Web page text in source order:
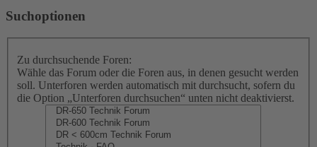
Suchoptionen
Zu durchsuchende Foren:
Wähle das Forum oder die Foren aus, in denen gesucht werden
soll. Unterforen werden automatisch mit durchsucht, sofern du
die Option „Unterforen durchsuchen“ unten nicht deaktivierst.